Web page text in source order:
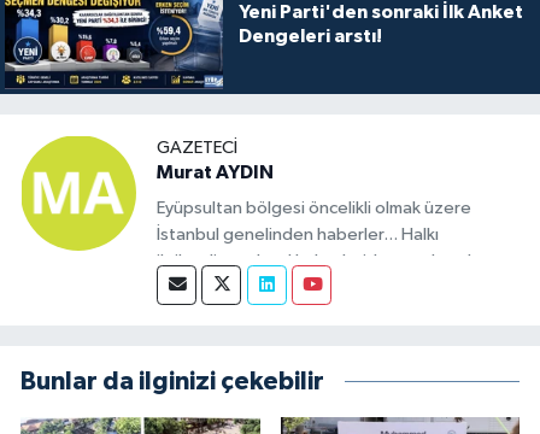
Yeni Parti'den sonraki İlk Anket
Dengeleri arstı!
GAZETECI
Murat AYDIN
Eyüpsultan bölgesi öncelikli olmak üzere
İstanbul genelinden haberler... Halkı
ilgilendiren ulusal haberleride yayınlamak
üzere kurulmuş bir sitedir. Eyüp bölgesinde
Bunlar da ilginizi çekebilir